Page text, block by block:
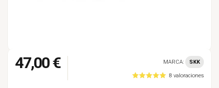
47,00 € MARCA: SKK
8 valoraciones